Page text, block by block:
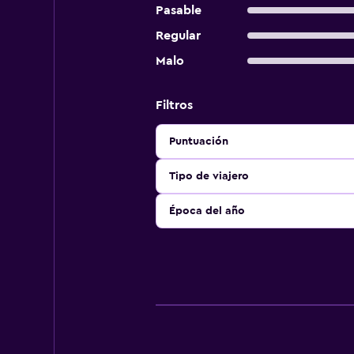
Pasable
Regular
Malo
Filtros
Puntuación
Tipo de viajero
Época del año